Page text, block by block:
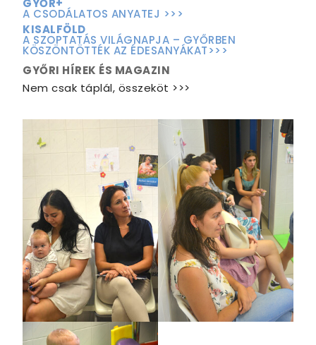
A CSODÁLATOS ANYATEJ >>>
KISALFÖLD
A SZOPTATÁS VILÁGNAPJA – GYŐRBEN
KÖSZÖNTÖTTÉK AZ ÉDESANYÁKAT>>>
GYŐRI HÍREK ÉS MAGAZIN
Nem csak táplál, összeköt >>>